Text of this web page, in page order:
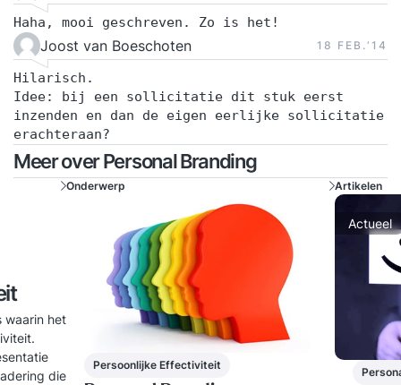
Haha, mooi geschreven. Zo is het!
Joost van Boeschoten 18 FEB.‘14
Hilarisch.
Idee: bij een sollicitatie dit stuk eerst
inzenden en dan de eigen eerlijke sollicitatie
erachteraan?
Meer over Personal Branding
waarin het
die
Onderwerp
Persoonlijke Effectiviteit
Artikelen
Actueel